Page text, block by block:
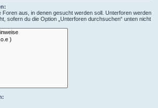
Foren aus, in denen gesucht werden soll. Unterforen werden
sofern du die Option „Unterforen durchsuchen“ unten nicht